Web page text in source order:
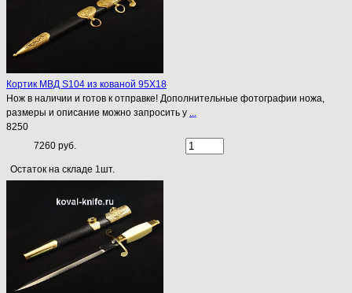
Кортик МВД S104 из кованой 95Х18
Нож в наличии и готов к отправке! Дополнительные фотографии ножа,
размеры и описание можно запросить у ...
8250
7260 руб.
Остаток на складе 1шт.